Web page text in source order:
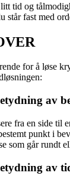
tid og
fast med
for å løse
av
fra en side til
punkt i
som går rundt
av